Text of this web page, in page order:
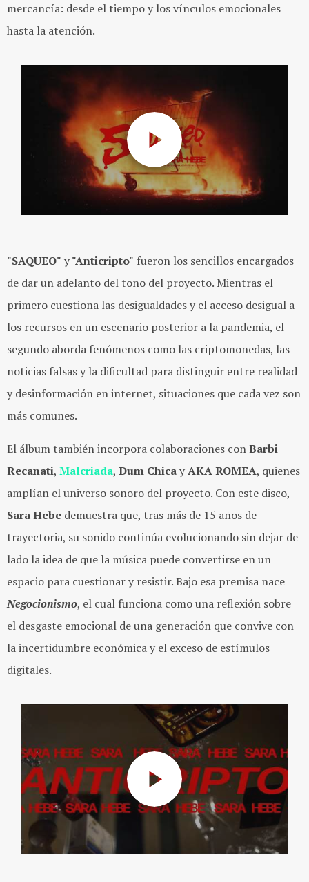
mercancía: desde el tiempo y los vínculos emocionales
hasta la atención.
"SAQUEO" y"Anticripto" fueron los sencillos encargados
de dar un adelanto del tono del proyecto. Mientras el
primero cuestiona las desigualdades y el acceso desigual a
los recursos en un escenario posterior a la pandemia, el
segundo aborda fenómenos como las criptomonedas, las
noticias falsas y la dificultad para distinguir entre realidad
y desinformación en internet, situaciones que cada vez son
más comunes.
El álbum también incorpora colaboraciones conBarbi
Recanati, Malcriada, Dum ChicayAKA ROMEA, quienes
amplían el universo sonoro del proyecto. Con este disco,
Sara Hebe demuestra que, tras más de 15 años de
trayectoria, su sonido continúa evolucionando sin dejar de
lado la idea de que la música puede convertirse en un
espacio para cuestionar y resistir. Bajo esa premisa nace
Negocionismo, el cual funciona como una reflexión sobre
el desgaste emocional de una generación que convive con
la incertidumbre económica y el exceso de estímulos
digitales.